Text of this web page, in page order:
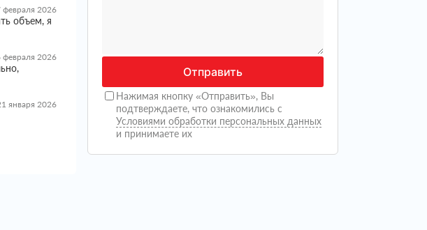
февраля 2026
объем, я
февраля 2026
января 2026
с
Отправить
Нажимая кнопку «Отправить», Вы
подтверждаете, что ознакомились с
Условиями обработки персональных данных
и принимаете их